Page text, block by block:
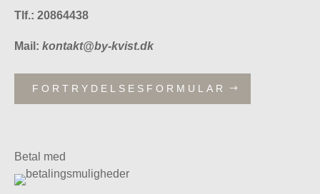
Tlf.: 20864438
Mail: kontakt@by-kvist.dk
FORTRYDELSESFORMULAR
Betal med